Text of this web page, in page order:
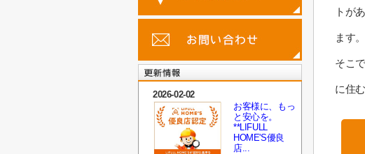
トが
ます。
そこ
に住
2026-02-02
お客様に、もっ
と安心を。
**LIFULL
HOME'S優良
店...